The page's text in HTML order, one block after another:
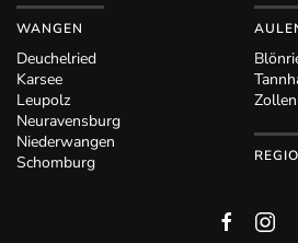
WANGEN
Deuchelried
Karsee
Leupolz
Neuravensburg
Niederwangen
Schomburg